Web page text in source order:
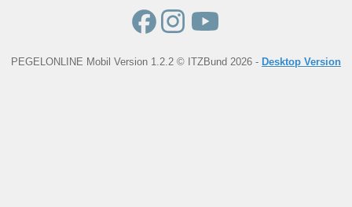
PEGELONLINE Mobil Version 1.2.2 © ITZBund 2026 - Desktop Version